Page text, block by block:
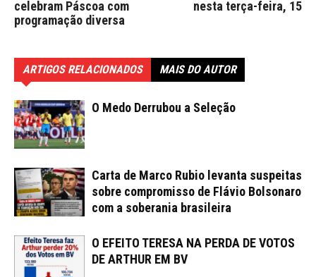
celebram Páscoa com
programação diversa
nesta terça-feira, 15
ARTIGOS RELACIONADOS MAIS DO AUTOR
O Medo Derrubou a Seleção
Carta de Marco Rubio levanta suspeitas
sobre compromisso de Flávio Bolsonaro
com a soberania brasileira
O EFEITO TERESA NA PERDA DE VOTOS
DE ARTHUR EM BV